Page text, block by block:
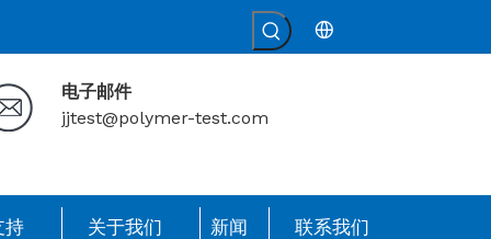
电子邮件
jjtest@polymer-test.com
持 关于我们 新闻 联系我们